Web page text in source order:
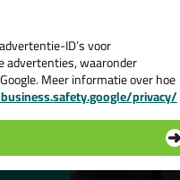
Bestel
ID’s voor
advertenties, waaronder
Meer informatie over hoe
privacy/